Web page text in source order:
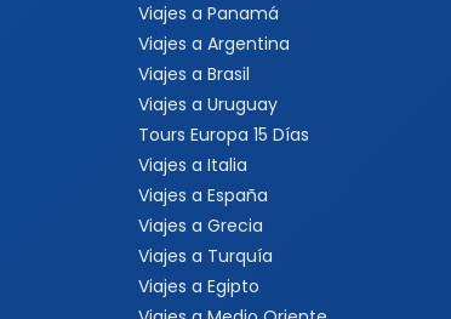
Viajes a Panamá
Viajes a Argentina
Viajes a Brasil
Viajes a Uruguay
Tours Europa 15 Días
Viajes a Italia
Viajes a España
Viajes a Grecia
Viajes a Turquía
Viajes a Egipto